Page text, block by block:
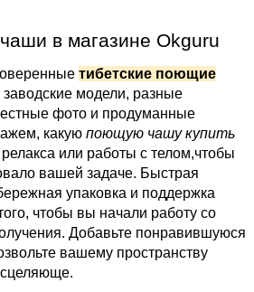
в магазине Okguru
тибетские поющие
заводские модели, разные
фото и продуманные
какую поющую чашу купить
или работы с телом,чтобы
вашей задаче. Быстрая
упаковка и поддержка
чтобы вы начали работу со
Добавьте понравившуюся
вашему пространству